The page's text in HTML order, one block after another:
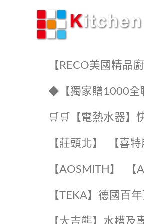
【RECO美國精品
◆【獨家贈1000全
🛒🛒【電熱水器】
【莊頭北】 【喜特
【AOSMITH】 【
【TEKA】️德國百
【大吉熊】水槽及